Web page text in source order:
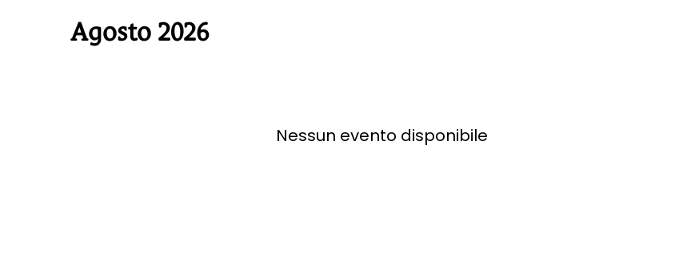
Agosto 2026
Nessun evento disponibile